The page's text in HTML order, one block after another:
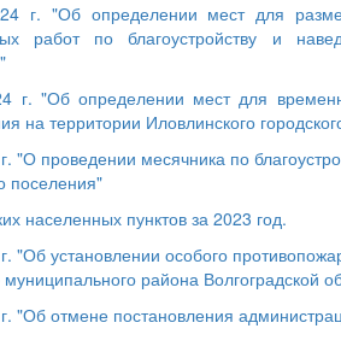
г. "Об определении мест для
работ по благоустройству и
"Об определении мест для
на территории Иловлинского
"О проведении месячника по
поселения"
населенных пунктов за 2023 год.
"Об установлении особого
района Волгоградской
"Об отмене постановления